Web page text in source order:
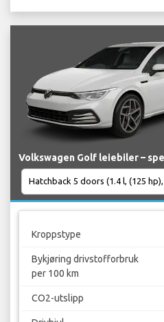
Volkswagen Golf leiebiler –
Kroppstype
Bykjøring drivstofforbruk
per 100 km
CO2-utslipp